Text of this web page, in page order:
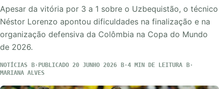
Apesar da vitória por 3 a 1 sobre o Uzbequistão, o técnico
Néstor Lorenzo apontou dificuldades na finalização e na
organização defensiva da Colômbia na Copa do Mundo
de 2026.
NOTÍCIAS PUBLICADO 20 JUNHO 2026
4 MIN DE LEITURA
MARIANA ALVES